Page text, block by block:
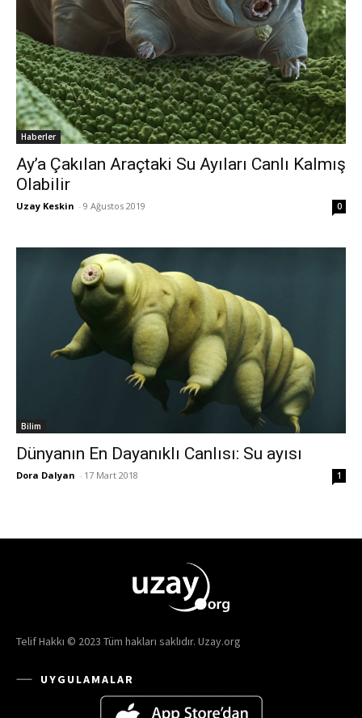
Haberler
Ay’a Çakılan Araçtaki Su Ayıları Canlı Kalmış
Olabilir
Uzay Keskin - 9 Ağustos 2019 0
Bilim
Dünyanın En Dayanıklı Canlısı: Su ayısı
Dora Dalyan - 17 Mart 2018 1
Telif Hakkı © 2023 Tüm hakları saklıdır. Uzay.org
UYGULAMALAR